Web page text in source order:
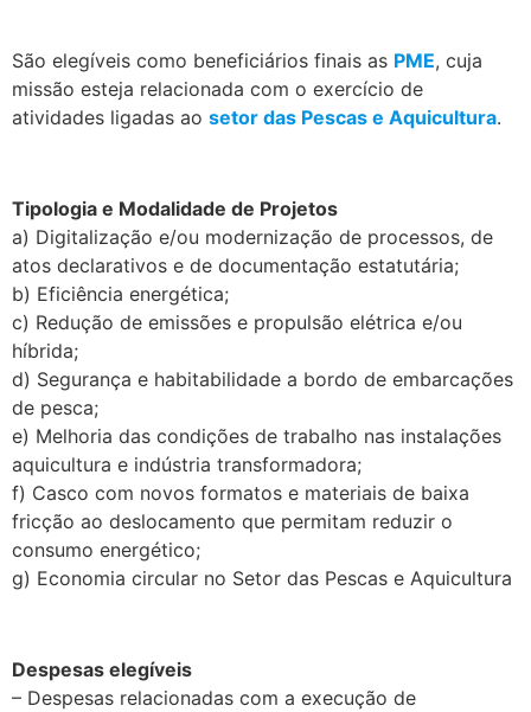
São elegíveis como beneficiários finais as PME, cuja
missão esteja relacionada com o exercício de
atividades ligadas ao setor das Pescas e Aquicultura.
Tipologia e Modalidade de Projetos
a) Digitalização e/ou modernização de processos, de
atos declarativos e de documentação estatutária;
b) Eficiência energética;
c) Redução de emissões e propulsão elétrica e/ou
híbrida;
d) Segurança e habitabilidade a bordo de embarcações
de pesca;
e) Melhoria das condições de trabalho nas instalações
aquicultura e indústria transformadora;
f) Casco com novos formatos e materiais de baixa
fricção ao deslocamento que permitam reduzir o
consumo energético;
g) Economia circular no Setor das Pescas e Aquicultura
Despesas elegíveis
– Despesas relacionadas com a execução de